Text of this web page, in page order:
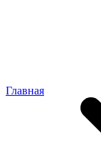
Главная